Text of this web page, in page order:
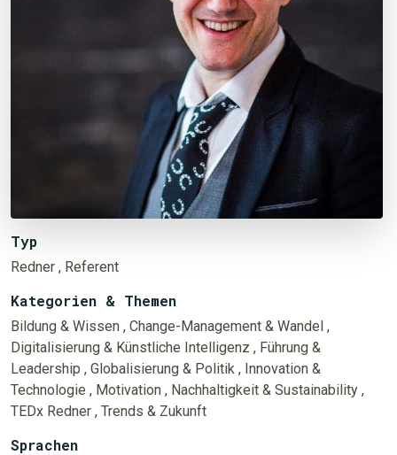
Typ
Redner , Referent
Kategorien & Themen
Bildung & Wissen , Change-Management & Wandel ,
Digitalisierung & Künstliche Intelligenz , Führung &
Leadership , Globalisierung & Politik , Innovation &
Technologie , Motivation , Nachhaltigkeit & Sustainability ,
TEDx Redner , Trends & Zukunft
Sprachen